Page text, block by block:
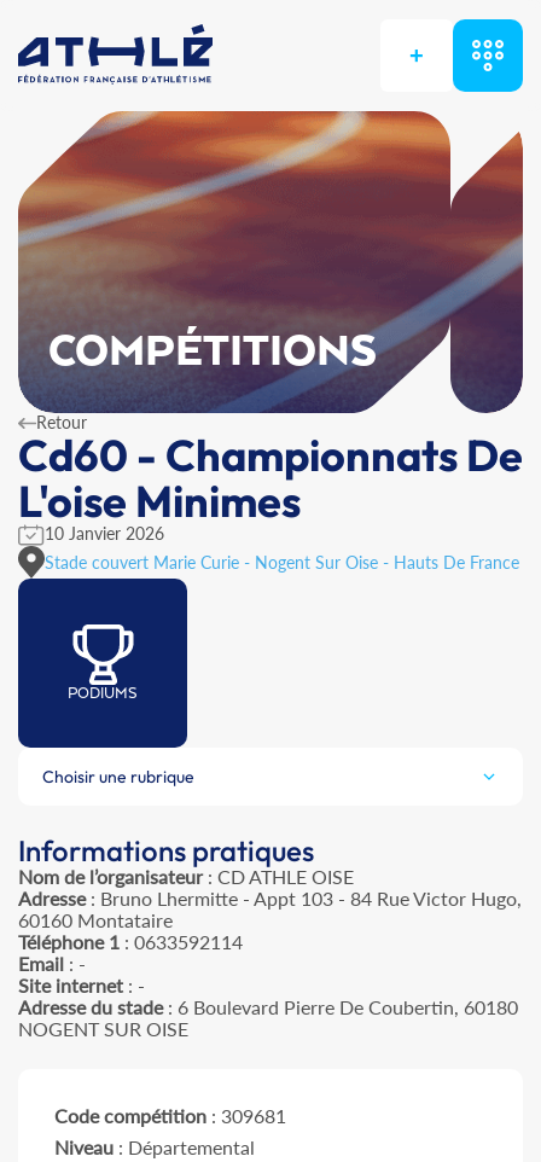
+
COMPÉTITIONS
Retour
Cd60 - Championnats De
L'oise Minimes
10 Janvier 2026
Stade couvert Marie Curie - Nogent Sur Oise - Hauts De France
PODIUMS
Choisir une rubrique
Informations pratiques
Nom de l’organisateur: CD ATHLE OISE
Adresse: Bruno Lhermitte - Appt 103 - 84 Rue Victor Hugo,
60160 Montataire
Téléphone 1 : 0633592114
Email : -
Site internet : -
Adresse du stade: 6 Boulevard Pierre De Coubertin, 60180
NOGENT SUR OISE
Code compétition : 309681
Niveau : Départemental